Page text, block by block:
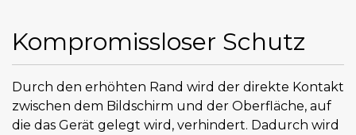
Kompromissloser Schutz
Durch den erhöhten Rand wird der direkte Kontakt
zwischen dem Bildschirm und der Oberfläche, auf
die das Gerät gelegt wird, verhindert. Dadurch wird